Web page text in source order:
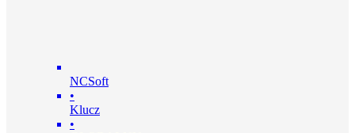
NCSoft
•
Klucz
•